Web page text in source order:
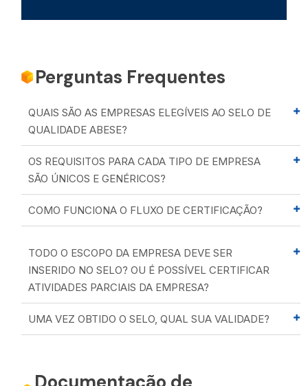
Perguntas Frequentes
QUAIS SÃO AS EMPRESAS ELEGÍVEIS AO SELO DE
QUALIDADE ABESE?
OS REQUISITOS PARA CADA TIPO DE EMPRESA
SÃO ÚNICOS E GENÉRICOS?
COMO FUNCIONA O FLUXO DE CERTIFICAÇÃO?
TODO O ESCOPO DA EMPRESA DEVE SER
INSERIDO NO SELO? OU É POSSÍVEL CERTIFICAR
ATIVIDADES PARCIAIS DA EMPRESA?
UMA VEZ OBTIDO O SELO, QUAL SUA VALIDADE?